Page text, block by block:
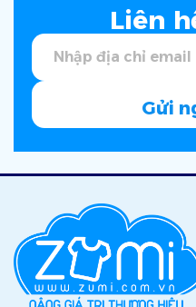
Liên
Gửi